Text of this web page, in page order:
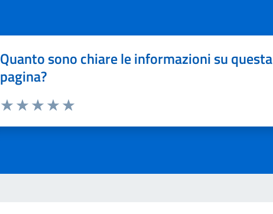
Quanto sono chiare le informazioni su questa
pagina?